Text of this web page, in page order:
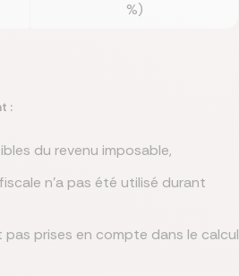
%)
:
du revenu imposable,
n’a pas été utilisé durant
pas prises en compte dans le calcul